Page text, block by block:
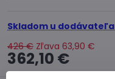
Skladom u dodávateľa
426 € Zľava 63,90 €
362,10 €